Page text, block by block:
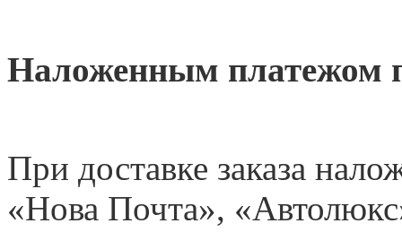
Наложенным платежом
При доставке заказа
«Нова Почта»,